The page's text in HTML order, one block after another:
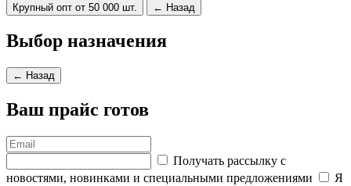
Крупный опт от 50 000 шт.
← Назад
Выбор назначения
← Назад
Ваш прайс готов
Получать рассылку с
новостями, новинками и специальными предложениями
Я